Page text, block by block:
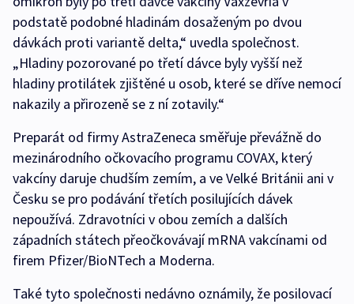
podstatě podobné hladinám dosaženým po dvou
dávkách proti variantě delta,“ uvedla společnost.
„Hladiny pozorované po třetí dávce byly vyšší než
hladiny protilátek zjištěné u osob, které se dříve nemocí
nakazily a přirozeně se z ní zotavily.“
Preparát od firmy AstraZeneca směřuje převážně do
mezinárodního očkovacího programu COVAX, který
vakcíny daruje chudším zemím, a ve Velké Británii ani v
Česku se pro podávání třetích posilujících dávek
nepoužívá. Zdravotníci v obou zemích a dalších
západních státech přeočkovávají mRNA vakcínami od
firem Pfizer/BioNTech a Moderna.
Také tyto společnosti nedávno oznámily, že posilovací